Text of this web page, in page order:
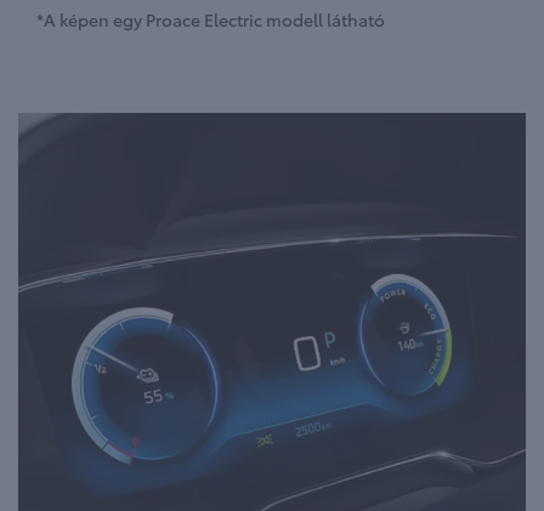
*A képen egy Proace Electric modell látható